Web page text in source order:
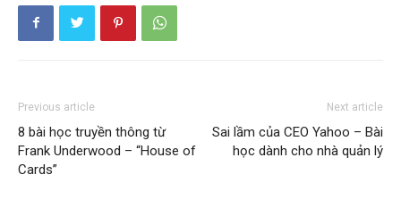
Previous article
8 bài học truyền thông từ
Frank Underwood – “House of
Cards”
Next article
Sai lầm của CEO Yahoo – Bài
học dành cho nhà quản lý